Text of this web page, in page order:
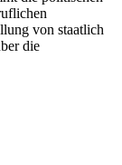
von staatlich
die